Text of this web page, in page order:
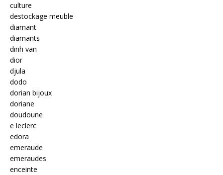
culture
destockage meuble
diamant
diamants
dinh van
dior
djula
dodo
dorian bijoux
doriane
doudoune
e leclerc
edora
emeraude
emeraudes
enceinte